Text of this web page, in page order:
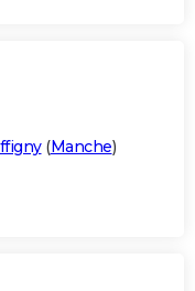
(Manche)